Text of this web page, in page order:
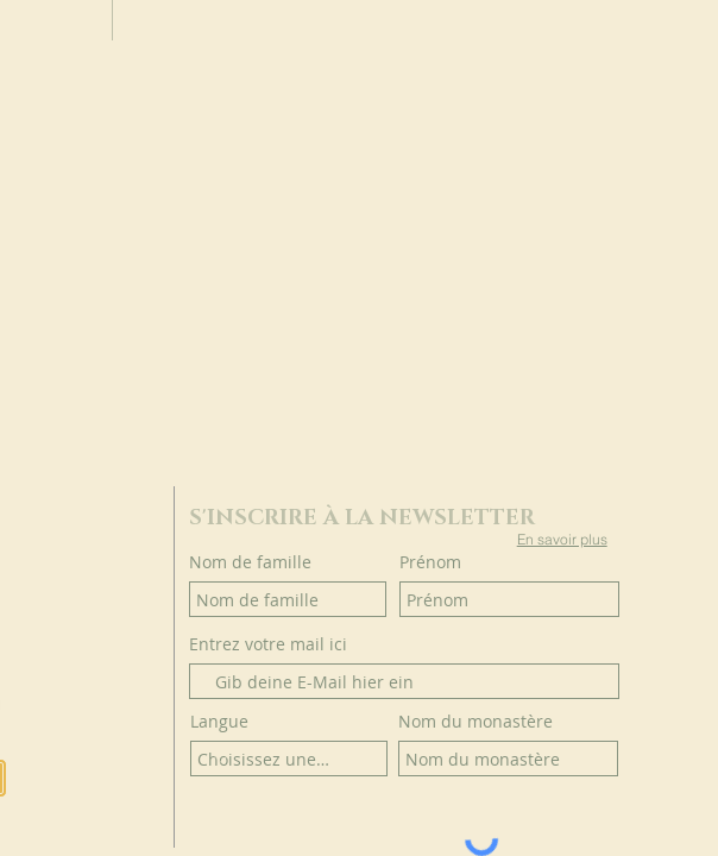
S'INSCRIRE À LA NEWSLETTER
En savoir plus
Nom de famille Prénom
Entrez votre mail ici
Langue Nom du monastère